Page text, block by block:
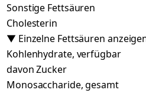
Sonstige Fettsäuren
Cholesterin
▼ Einzelne Fettsäuren
Kohlenhydrate, verfügbar
davon Zucker
Monosaccharide, gesamt